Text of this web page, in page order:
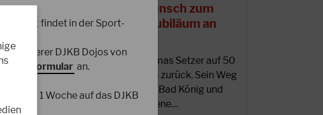
Herzlichen Glückwunsch zum
50jährigen Karatejubiläum an
Im Juni 2025 blickte Thomas Setzer auf 50
Jahre gelebten Karate-Do zurück. Sein Weg
begann 1974 bei der TSG Bad König und
führte ihn über verschiedene…
findet in der Sport-
unserer DJKB Dojos von
das
Formular an.
von 1 Woche auf das DJKB